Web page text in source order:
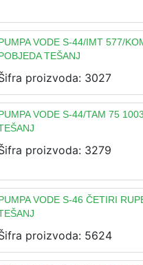
VODE S-44/IMT 577/
TEŠANJ
proizvoda: 3027
VODE S-44/TAM 75
proizvoda: 3279
VODE S-46 ČETIRI
proizvoda: 5624